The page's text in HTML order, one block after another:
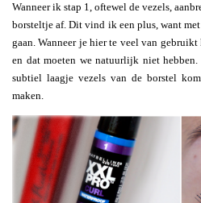
Wanneer ik stap 1, oftewel de vezels,
borsteltje af. Dit vind ik een plus, want
gaan. Wanneer je hier te veel van
en dat moeten we natuurlijk niet
subtiel laagje vezels van de borstel
maken.